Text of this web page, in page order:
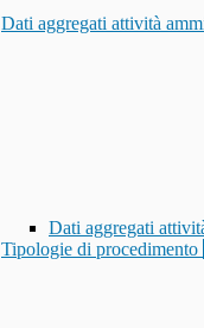
Dati aggregati attività
Dati aggregati
Tipologie di procedimento